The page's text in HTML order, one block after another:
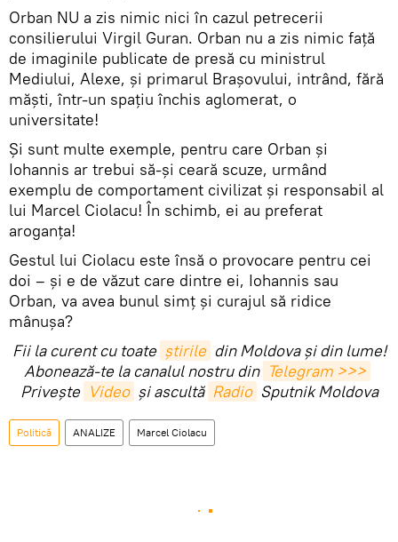
Orban NU a zis nimic nici în cazul petrecerii
consilierului Virgil Guran. Orban nu a zis nimic față
de imaginile publicate de presă cu ministrul
Mediului, Alexe, și primarul Brașovului, intrând, fără
măști, într-un spațiu închis aglomerat, o
universitate!
Și sunt multe exemple, pentru care Orban și
Iohannis ar trebui să-și ceară scuze, urmând
exemplu de comportament civilizat și responsabil al
lui Marcel Ciolacu! În schimb, ei au preferat
aroganța!
Gestul lui Ciolacu este însă o provocare pentru cei
doi – și e de văzut care dintre ei, Iohannis sau
Orban, va avea bunul simț și curajul să ridice
mânușa?
Fii la curent cu toate știrile din Moldova și din lume!
Abonează-te la canalul nostru din Telegram >>>
Privește Video și ascultă Radio Sputnik Moldova
Politică ANALIZE Marcel Ciolacu